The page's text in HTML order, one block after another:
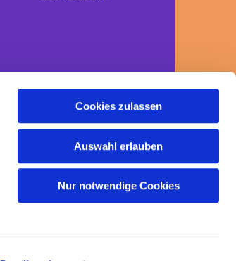
Cookies zulassen
Auswahl erlauben
Nur notwendige Cookies